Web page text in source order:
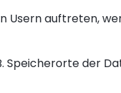
Usern auftreten,
Speicherorte der